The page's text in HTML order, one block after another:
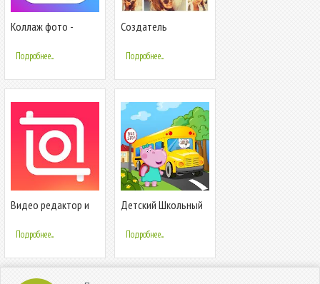
Коллаж фото -
редактор фото
Подробнее...
Cоздатель
редактор фото,
Фото коллаж
Подробнее...
Видео редактор и
InShot
Подробнее...
Детский Школьный
Подробнее...